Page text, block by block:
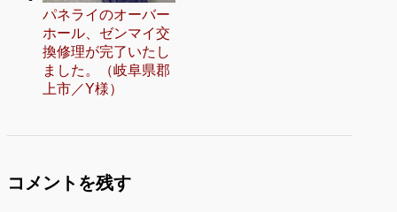
パネライのオーバー
ホール、ゼンマイ交
換修理が完了いたし
ました。（岐阜県郡
上市／Y様）
コメントを残す